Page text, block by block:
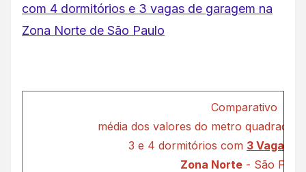
com 4 dormitórios e 3 vagas de garagem na
Zona Norte de São Paulo
Comparativo
média dos valores do metro quadrado
3 e 4 dormitórios com 3 Vagas
Zona Norte- São